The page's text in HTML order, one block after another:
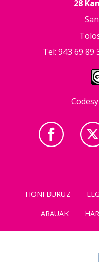
28
Tel: 943 69 89
HONI BURUZ
ARAUAK